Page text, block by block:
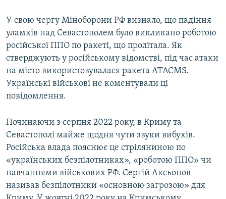
У свою чергу Міноборони РФ визнало, що падіння
уламків над Севастополем було викликано роботою
російської ППО по ракеті, що пролітала. Як
стверджують у російському відомстві, під час атаки
на місто використовувалася ракета ATACMS.
Українські військові не коментували ці
повідомлення.
Починаючи з серпня 2022 року, в Криму та
Севастополі майже щодня чути звуки вибухів.
Російська влада пояснює це стріляниною по
«українських безпілотниках», «роботою ППО» чи
навчаннями військових РФ. Сергій Аксьонов
називав безпілотники «основною загрозою» для